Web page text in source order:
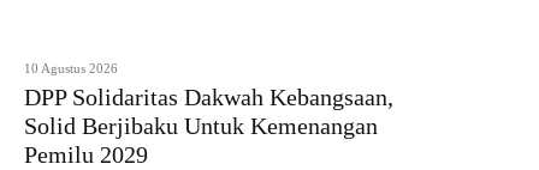
10 Agustus 2026
DPP Solidaritas Dakwah Kebangsaan,
Solid Berjibaku Untuk Kemenangan
Pemilu 2029